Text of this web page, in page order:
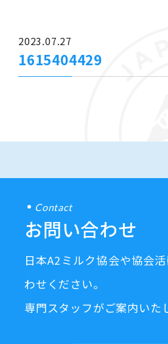
2023.07.27
1615404429
Contact
お問い合わせ
日本A2ミルク協会や協会
わせください。
専門スタッフがご案内いた